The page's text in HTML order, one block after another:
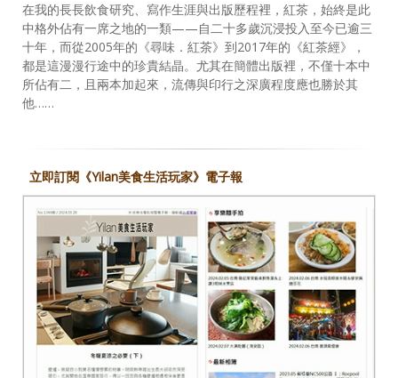
在我的長長飲食研究、寫作生涯與出版歷程裡，紅茶，始終是此
中格外佔有一席之地的一類——自二十多歲沉浸投入至今已逾三
十年，而從2005年的《尋味．紅茶》到2017年的《紅茶經》，
都是這漫漫行途中的珍貴結晶。尤其在簡體出版裡，不僅十本中
所佔有二，且兩本加起來，流傳與印行之深廣程度應也勝於其
他……
立即訂閱《Yilan美食生活玩家》電子報